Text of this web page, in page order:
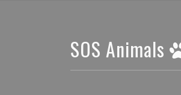
SOS Animals